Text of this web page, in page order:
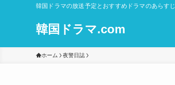
韓国ドラマの放送予定とおすすめドラマのあらすじ
韓国ドラマ.com
ホーム 夜警日誌